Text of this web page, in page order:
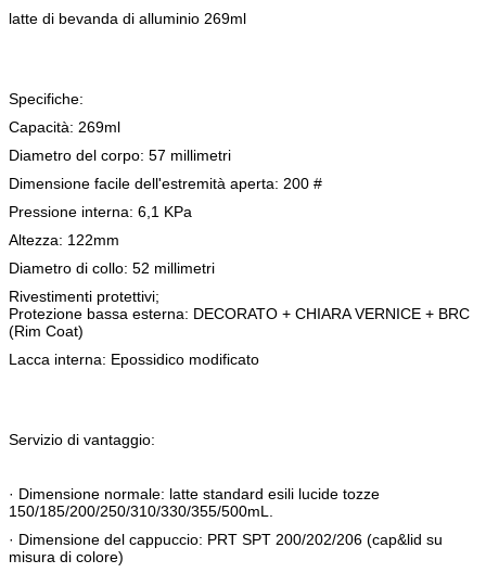
latte di bevanda di alluminio 269ml
Specifiche:
Capacità: 269ml
Diametro del corpo: 57 millimetri
Dimensione facile dell'estremità aperta: 200 #
Pressione interna: 6,1 KPa
Altezza: 122mm
Diametro di collo: 52 millimetri
Rivestimenti protettivi;
Protezione bassa esterna: DECORATO + CHIARA VERNICE + BRC
(Rim Coat)
Lacca interna: Epossidico modificato
Servizio di vantaggio:
· Dimensione normale: latte standard esili lucide tozze
150/185/200/250/310/330/355/500mL.
· Dimensione del cappuccio: PRT SPT 200/202/206 (cap&lid su
misura di colore)